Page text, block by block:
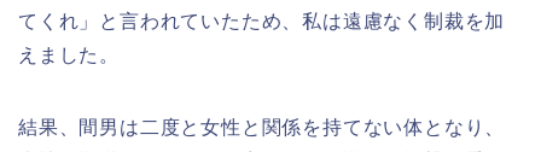
てくれ」と言われていたため、私は遠慮なく制裁を加
えました。
結果、間男は二度と女性と関係を持てない体となり、